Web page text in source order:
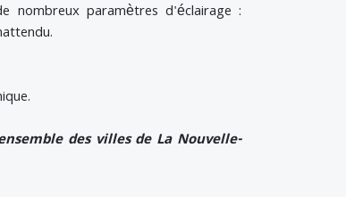
nombreux paramètres d'éclairage :
des villes de La Nouvelle-